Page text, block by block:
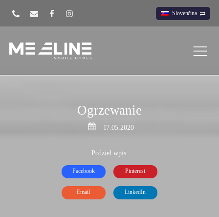
Slovenčina
Ogrzewanie
17.05.2020
Podziel wpis:
Facebook Pinterest
Email LinkedIn